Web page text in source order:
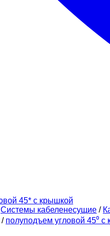
Системы кабеленесущие /
/ полуподъем угловой 45⁰ с